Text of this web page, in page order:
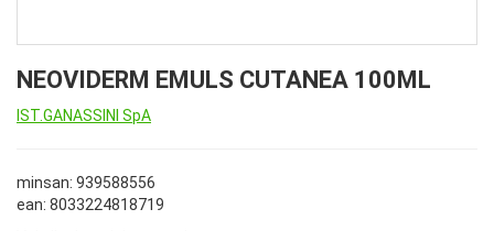
NEOVIDERM EMULS CUTANEA 100ML
IST.GANASSINI SpA
minsan: 939588556
ean: 8033224818719